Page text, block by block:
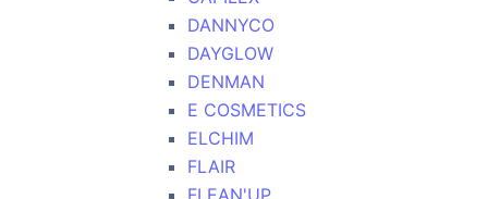
DANNYCO
DAYGLOW
DENMAN
E COSMETICS
ELCHIM
FLAIR
FLEAN'UP